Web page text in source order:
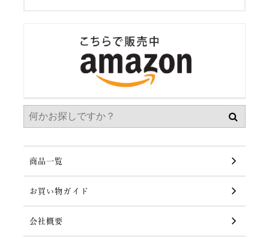
商品一覧
お買い物ガイド
会社概要